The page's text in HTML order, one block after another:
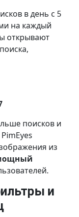
в день с 5
на каждый
открывают
поисков и
из
и